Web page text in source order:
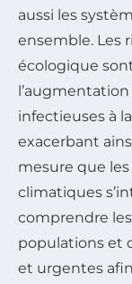
aussi les
ensemble. Les
écologique
infectieuses à
exacerbant
mesure que
climatiques
comprendre
populations et
et urgentes